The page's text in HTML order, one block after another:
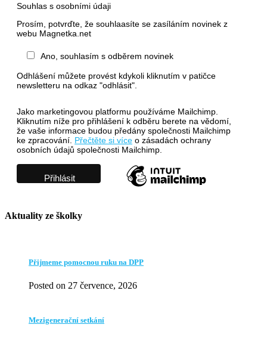
Souhlas s osobními údaji
Prosím, potvrďte, že souhlaasíte se zasíláním novinek z
webu Magnetka.net
Ano, souhlasím s odběrem novinek
Odhlášení můžete provést kdykoli kliknutím v patičce
newsletteru na odkaz "odhlásit".
Jako marketingovou platformu používáme Mailchimp.
Kliknutím níže pro přihlášení k odběru berete na vědomí,
že vaše informace budou předány společnosti Mailchimp
ke zpracování. Přečtěte si více o zásadách ochrany
osobních údajů společnosti Mailchimp.
Aktuality ze školky
Přijmeme pomocnou ruku na DPP
Posted on 27 července, 2026
Mezigenerační setkání